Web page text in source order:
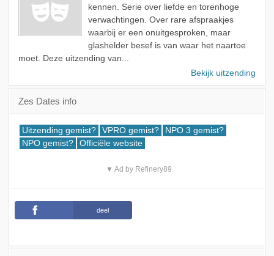
kennen. Serie over liefde en torenhoge
verwachtingen. Over rare afspraakjes
waarbij er een onuitgesproken, maar
glashelder besef is van waar het naartoe
moet. Deze uitzending van...
Bekijk uitzending
Zes Dates info
Uitzending gemist? VPRO gemist?
NPO 3 gemist?
NPO gemist?
Officiële website
▼ Ad by Refinery89
deel